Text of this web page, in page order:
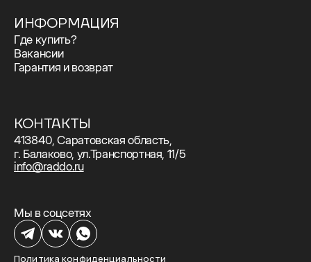
Мы в соцсетях
Политика конфиденциальности
ИНФОРМАЦИЯ
Где купить?
Вакансии
Гарантия и возврат
КОНТАКТЫ
413840, Саратовская область,
г. Балаково, ул.Транспортная, 11/5
info@raddo.ru